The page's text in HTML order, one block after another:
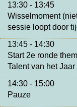
13:30 - 13:45
Wisselmoment
sessie loopt door
13:45 - 14:30
Start 2e ronde
Talent van het Jaar
14:30 - 15:00
Pauze